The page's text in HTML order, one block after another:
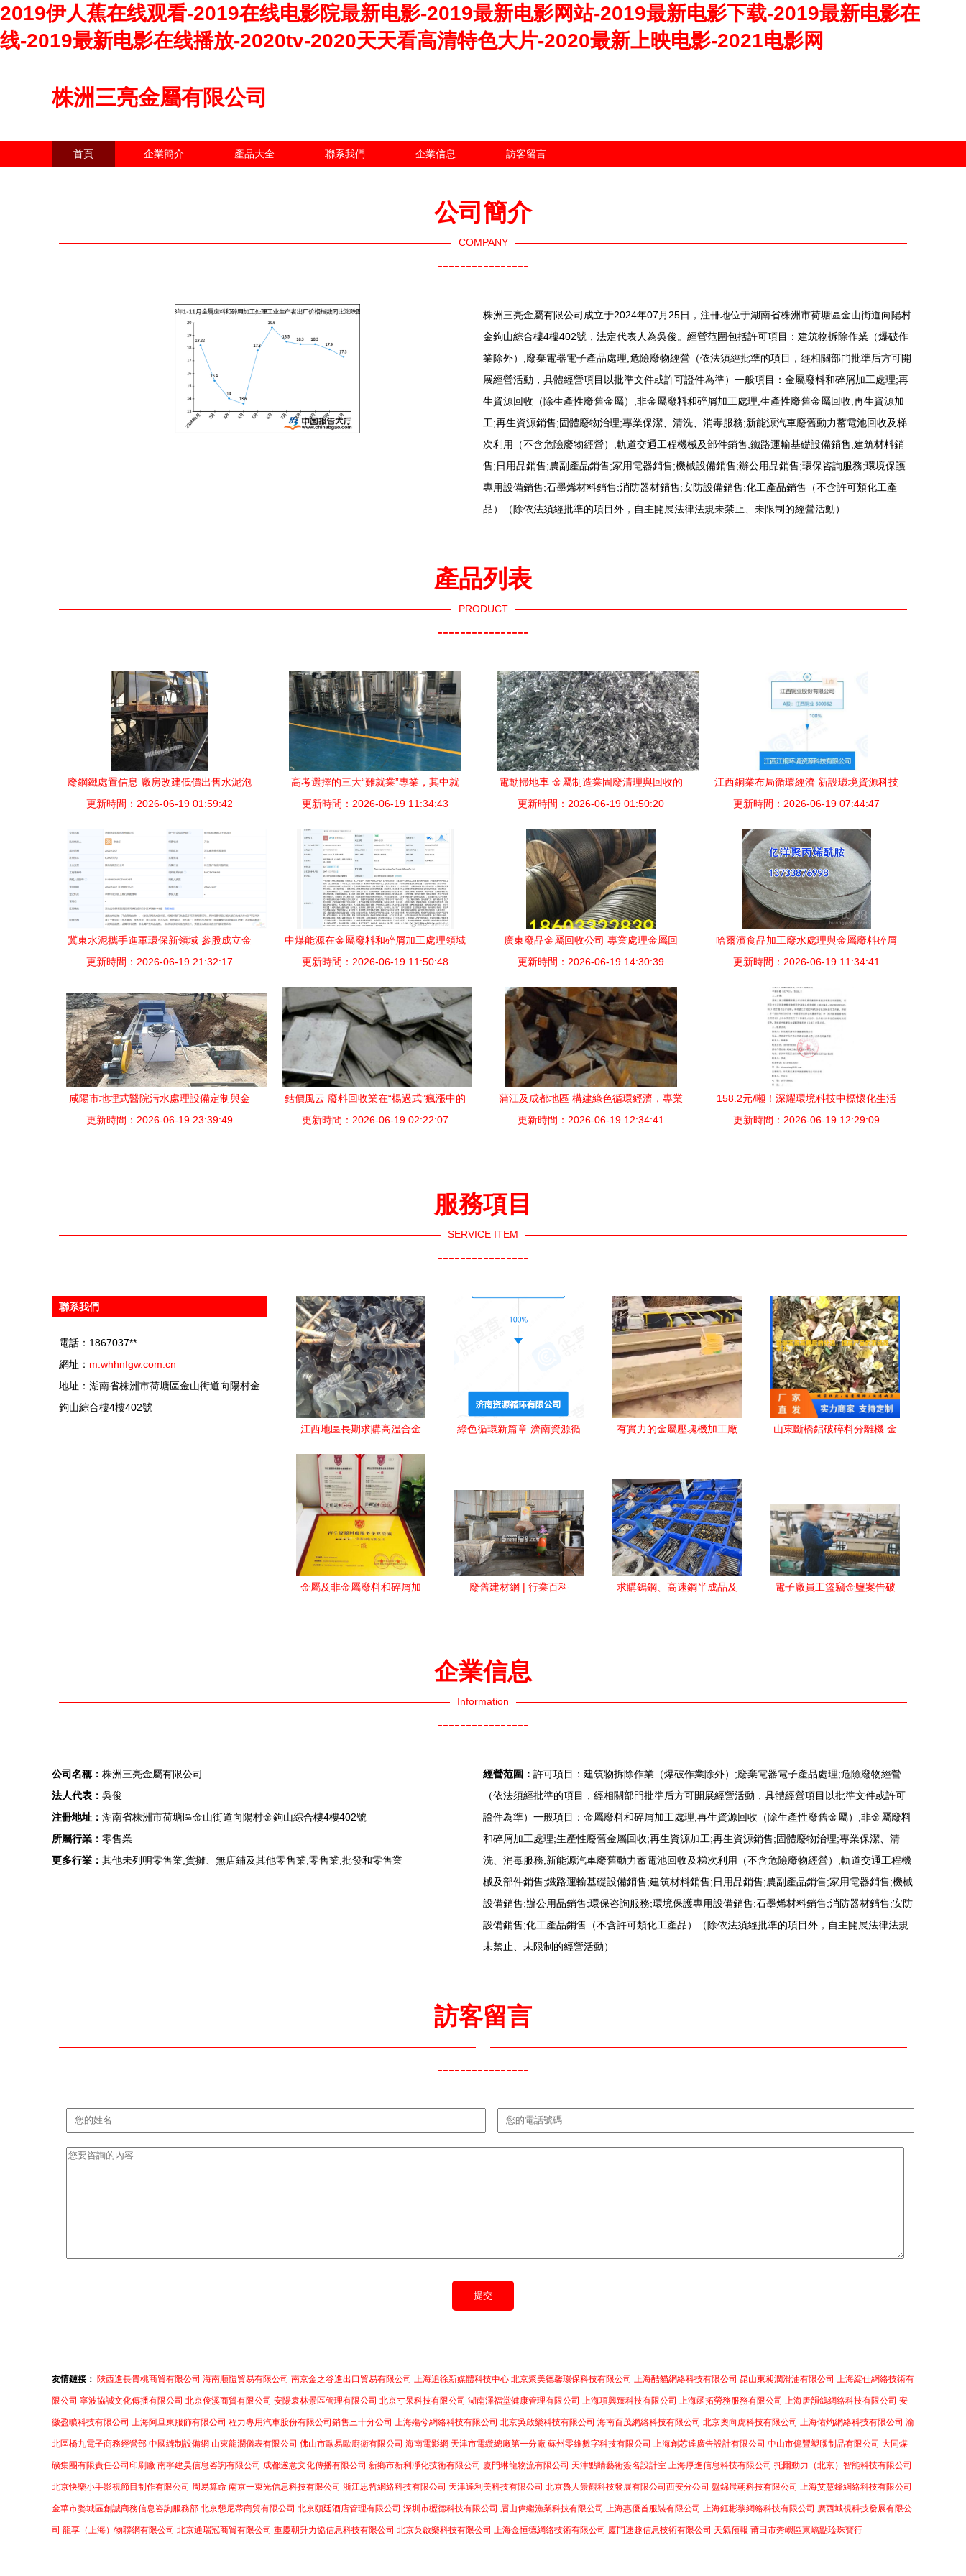
2019伊人蕉在线观看-2019在线电影院最新电影-2019最新电影网站-2019最新电影下载-2019最新电影在
线-2019最新电影在线播放-2020tv-2020天天看高清特色大片-2020最新上映电影-2021电影网
株洲三亮金屬有限公司
首頁 企業簡介 產品大全 聯系我們 企業信息 訪客留言
公司簡介
COMPANY
----------------
株洲三亮金屬有限公司成立于2024年07月25日，注冊地位于湖南省株洲市荷塘區金山街道向陽村
金鉤山綜合樓4樓402號，法定代表人為吳俊。經營范圍包括許可項目：建筑物拆除作業（爆破作
業除外）;廢棄電器電子產品處理;危險廢物經營（依法須經批準的項目，經相關部門批準后方可開
展經營活動，具體經營項目以批準文件或許可證件為準）一般項目：金屬廢料和碎屑加工處理;再
生資源回收（除生產性廢舊金屬）;非金屬廢料和碎屑加工處理;生產性廢舊金屬回收;再生資源加
工;再生資源銷售;固體廢物治理;專業保潔、清洗、消毒服務;新能源汽車廢舊動力蓄電池回收及梯
次利用（不含危險廢物經營）;軌道交通工程機械及部件銷售;鐵路運輸基礎設備銷售;建筑材料銷
售;日用品銷售;農副產品銷售;家用電器銷售;機械設備銷售;辦公用品銷售;環保咨詢服務;環境保護
專用設備銷售;石墨烯材料銷售;消防器材銷售;安防設備銷售;化工產品銷售（不含許可類化工產
品）（除依法須經批準的項目外，自主開展法律法規未禁止、未限制的經營活動）
產品列表
PRODUCT
----------------
廢鋼鐵處置信息 廠房改建低價出售水泥泡
沫隔熱板及生產加工設備，大型企業資產
料和碎屑加工處理新動向
更新時間：2026-06-19 01:59:42
高考選擇的三大“難就業”專業，其中就
有“金屬廢料和碎屑加工處理”
更新時間：2026-06-19 11:34:43
電動掃地車 金屬制造業固廢清理與回收的
高效助手
更新時間：2026-06-19 01:50:20
江西銅業布局循環經濟 新設環境資源科技
公司，發力再生資源加工領域
更新時間：2026-06-19 07:44:47
冀東水泥攜手進軍環保新領域 參股成立金
屬廢料與碎屑加工處理公司
更新時間：2026-06-19 21:32:17
中煤能源在金屬廢料和碎屑加工處理領域
的探索與實踐
更新時間：2026-06-19 11:50:48
廣東廢品金屬回收公司 專業處理金屬回
收、機械設備與廢料碎屑加工
更新時間：2026-06-19 14:30:39
哈爾濱食品加工廢水處理與金屬廢料碎屑
加工中的50離子度陽離子聚丙烯酰胺 廠家
更新時間：2026-06-19 11:34:41
咸陽市地埋式醫院污水處理設備定制與金
屬廢料加工處理服務解析
更新時間：2026-06-19 23:39:49
鈷價風云 廢料回收業在“楊過式”瘋漲中的
挑戰與機遇
更新時間：2026-06-19 02:22:07
蒲江及成都地區 構建綠色循環經濟，專業
回收廢舊金屬、塑料、紙品及電器
更新時間：2026-06-19 12:34:41
158.2元/噸！深耀環境科技中標懷化生活
垃圾焚燒發電爐渣綜合利用項目
更新時間：2026-06-19 12:29:09
服務項目
SERVICE ITEM
----------------
聯系我們
電話：1867037**
網址： m.whhnfgw.com.cn
地址：湖南省株洲市荷塘區金山街道向陽村金
鉤山綜合樓4樓402號
江西地區長期求購高溫合金
求分析
綠色循環新篇章 濟南資源循
有實力的金屬壓塊機加工廠
山東斷橋鋁破碎料分離機 金
金屬及非金屬廢料和碎屑加
廢舊建材網 | 行業百科
求購鎢鋼、高速鋼半成品及
電子廠員工盜竊金鹽案告破
企業信息
Information
----------------
公司名稱： 株洲三亮金屬有限公司
法人代表： 吳俊
注冊地址： 湖南省株洲市荷塘區金山街道向陽村金鉤山綜合樓4樓402號
所屬行業： 零售業
更多行業： 其他未列明零售業,貨攤、無店鋪及其他零售業,零售業,批發和零售業
經營范圍： 許可項目：建筑物拆除作業（爆破作業除外）;廢棄電器電子產品處理;危險廢物經營
（依法須經批準的項目，經相關部門批準后方可開展經營活動，具體經營項目以批準文件或許可
證件為準）一般項目：金屬廢料和碎屑加工處理;再生資源回收（除生產性廢舊金屬）;非金屬廢料
和碎屑加工處理;生產性廢舊金屬回收;再生資源加工;再生資源銷售;固體廢物治理;專業保潔、清
洗、消毒服務;新能源汽車廢舊動力蓄電池回收及梯次利用（不含危險廢物經營）;軌道交通工程機
械及部件銷售;鐵路運輸基礎設備銷售;建筑材料銷售;日用品銷售;農副產品銷售;家用電器銷售;機械
設備銷售;辦公用品銷售;環保咨詢服務;環境保護專用設備銷售;石墨烯材料銷售;消防器材銷售;安防
設備銷售;化工產品銷售（不含許可類化工產品）（除依法須經批準的項目外，自主開展法律法規
未禁止、未限制的經營活動）
訪客留言
----------------
友情鏈接： 陜西進長貴桃商貿有限公司 海南順愷貿易有限公司 南京金之谷進出口貿易有限公司 上海追徐新媒體科技中心 北京聚美德馨環保科技有限公司 上海酷貓網絡科技有限公司 昆山東昶潤滑油有限公司 上海綻仕網絡技術有
限公司 寧波協誠文化傳播有限公司 北京俊溪商貿有限公司 安陽袁林景區管理有限公司 北京寸呆科技有限公司 湖南澤福堂健康管理有限公司 上海項興臻科技有限公司 上海函拓勞務服務有限公司 上海唐韻鴿網絡科技有限公司 安
徽盈曠科技有限公司 上海阿旦東服飾有限公司 程力專用汽車股份有限公司銷售三十分公司 上海殤兮網絡科技有限公司 北京吳啟樂科技有限公司 海南百茂網絡科技有限公司 北京奧向虎科技有限公司 上海佑灼網絡科技有限公司 渝
北區橋九電子商務經營部 中國縫制設備網 山東龍潤儀表有限公司 佛山市歐易歐廚衛有限公司 海南電影網 天津市電纜總廠第一分廠 蘇州零維數字科技有限公司 上海創芯達廣告設計有限公司 中山市億豐塑膠制品有限公司 大同煤
礦集團有限責任公司印刷廠 南寧建昊信息咨詢有限公司 成都遂意文化傳播有限公司 新鄉市新利凈化技術有限公司 廈門琳龍物流有限公司 天津點睛藝術簽名設計室 上海厚進信息科技有限公司 托爾動力（北京）智能科技有限公司
北京快樂小手影視節目制作有限公司 周易算命 南京一束光信息科技有限公司 浙江思哲網絡科技有限公司 天津達利美科技有限公司 北京魯人景觀科技發展有限公司西安分公司 盤錦晨朝科技有限公司 上海艾慧鋒網絡科技有限公司
金華市婺城區創誠商務信息咨詢服務部 北京懇尼蒂商貿有限公司 北京頤廷酒店管理有限公司 深圳市櫪德科技有限公司 眉山偉繼漁業科技有限公司 上海惠優首服裝有限公司 上海鈺彬黎網絡科技有限公司 廣西城視科技發展有限公
司 龍享（上海）物聯網有限公司 北京通瑞冠商貿有限公司 重慶朝升力協信息科技有限公司 北京吳啟樂科技有限公司 上海金恒德網絡技術有限公司 廈門速趣信息技術有限公司 天氣預報 莆田市秀嶼區東嶠點琻珠寶行